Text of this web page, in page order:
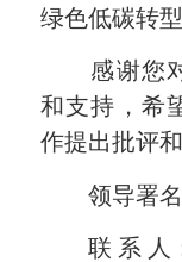
绿色低碳转
感谢您对
和支持，希
作提出批评和
领导署名
联 系 人